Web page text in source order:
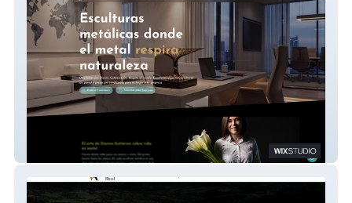
Esculturas DG